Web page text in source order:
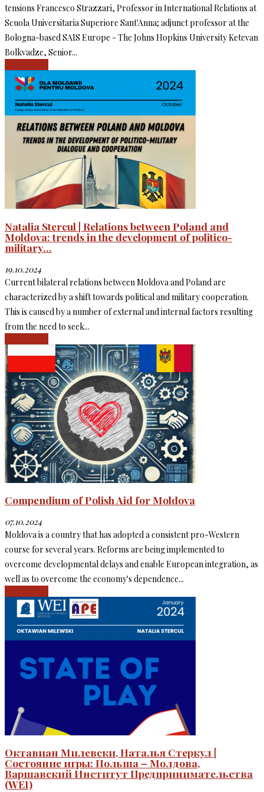
tensions Francesco Strazzari, Professor in International Relations at
Scuola Universitaria Superiore Sant'Anna; adjunct professor at the
Bologna-based SAIS Europe - The Johns Hopkins University Ketevan
Bolkvadze, Senior...
Natalia Stercul | Relations between Poland and
Moldova: trends in the development of politico-
military...
19.10.2024
Current bilateral relations between Moldova and Poland are
characterized by a shift towards political and military cooperation.
This is caused by a number of external and internal factors resulting
from the need to seek...
Compendium of Polish Aid for Moldova
07.10.2024
Moldova is a country that has adopted a consistent pro-Western
course for several years. Reforms are being implemented to
overcome developmental delays and enable European integration, as
well as to overcome the economy's dependence...
Октавиан Милевски, Наталья Стеркул |
Состояние игры: Польша – Молдова,
Варшавский Институт Предпринимательства
(WEI)